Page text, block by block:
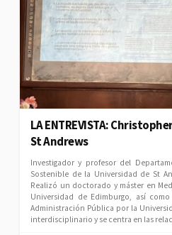
LA ENTREVISTA:
St Andrews
Investigador y profesor del
Sostenible de la Universidad de St
Realizó un doctorado y máster en
Universidad de Edimburgo, así
Administración Pública por la
interdisciplinario y se centra en las